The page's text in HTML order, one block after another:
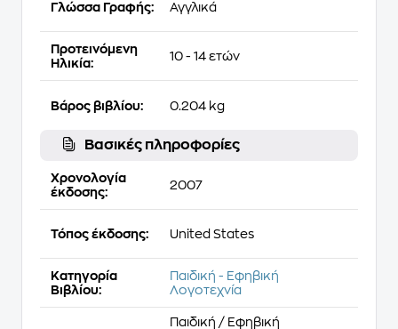
Γλώσσα Γραφής: Αγγλικά
Προτεινόμενη
Ηλικία:
10 - 14 ετών
Βάρος βιβλίου: 0.204 kg
Βασικές πληροφορίες
Χρονολογία
έκδοσης:
2007
Τόπος έκδοσης: United States
Κατηγορία
Βιβλίου:
Παιδική - Εφηβική
Λογοτεχνία
Παιδική / Εφηβική